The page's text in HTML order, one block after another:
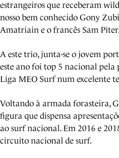
estrangeiros que receberam
nosso bem conhecido Gony
Amatriain e o francês Sam
A este trio, junta-se o jovem
este ano foi top 5 nacional
Liga MEO Surf num excelente
Voltando à armada forasteira,
figura que dispensa
ao surf nacional. Em 2016 e
circuito nacional de surf.